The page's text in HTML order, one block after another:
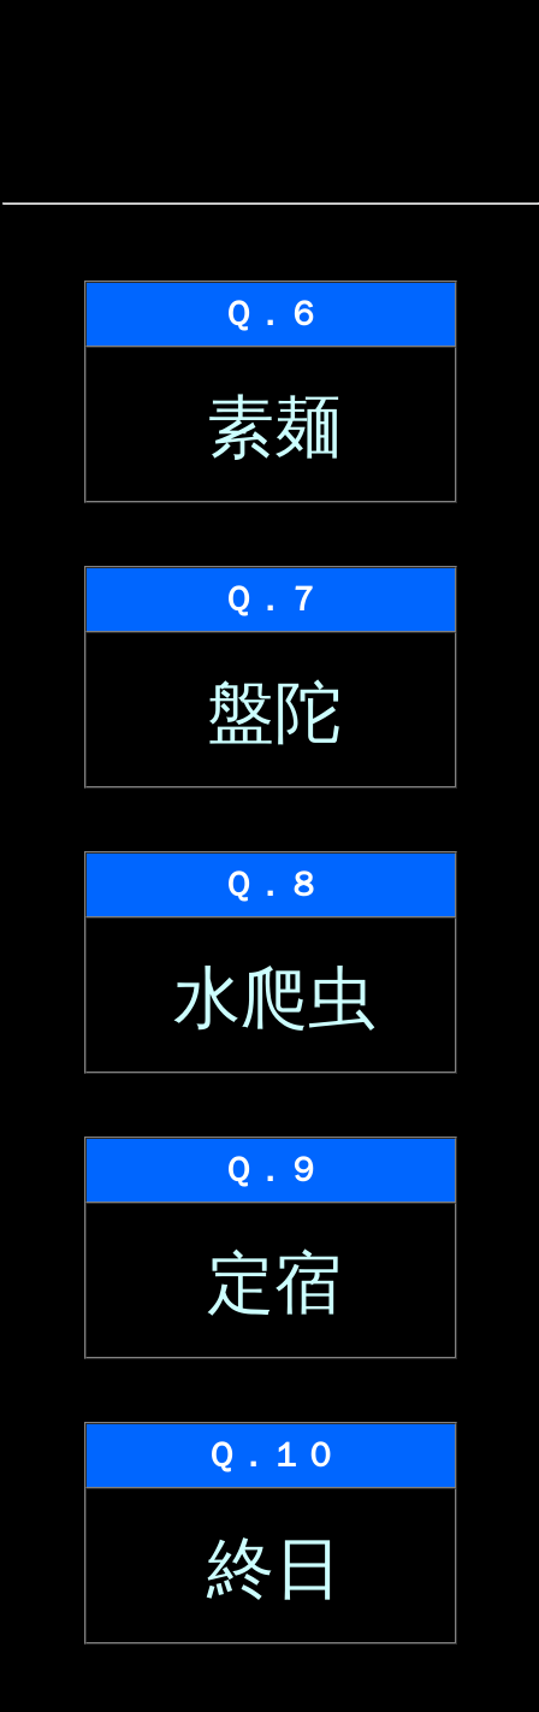
Ｑ．６
素麺
Ｑ．７
盤陀
Ｑ．８
水爬虫
Ｑ．９
定宿
Ｑ．１０
終日